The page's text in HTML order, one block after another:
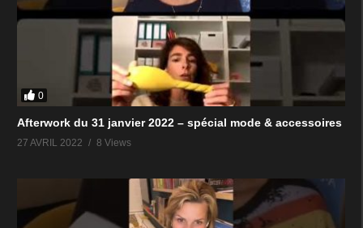
0
Afterwork du 31 janvier 2022 – spécial mode & accessoires
27 AVRIL 2022 8 Views